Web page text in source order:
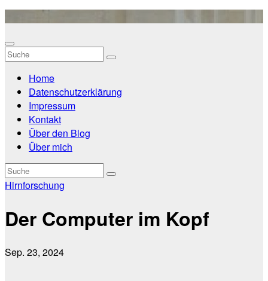
springen
Home
Datenschutzerklärung
Impressum
Kontakt
Über den Blog
Über mich
Hirnforschung
Der Computer im Kopf
Sep. 23, 2024